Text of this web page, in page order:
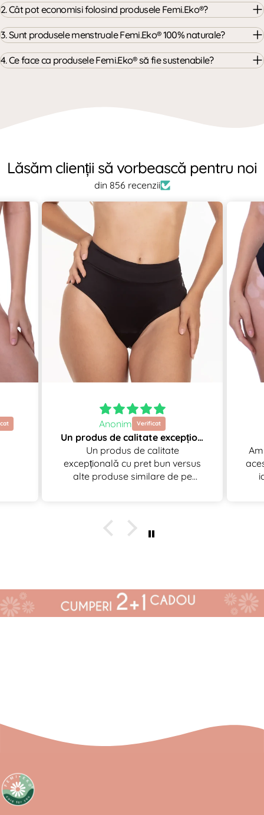
2. Cât pot economisi folosind produsele Femi.Eko®?
3. Sunt produsele menstruale Femi.Eko® 100% naturale?
4. Ce face ca produsele Femi.Eko® să fie sustenabile?
Lăsăm clienții să vorbească pentru noi
din 856 recenzii
Anonim
Un produs de calitate excepțională cu pret bun versus alte produse similare de pe piata
Un produs de calitate
excepțională cu pret bun versus
alte produse similare de pe